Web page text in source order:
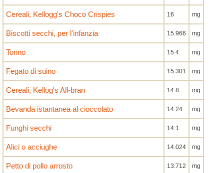
Cereali, Kellogg's Choco Crispies 16 mg
Biscotti secchi, per l'infanzia 15.966 mg
Tonno 15.4 mg
Fegato di suino 15.301 mg
Cereali, Kellog's All-bran 14.8 mg
Bevanda istantanea al cioccolato 14.24 mg
Funghi secchi 14.1 mg
Alici o acciughe 14.024 mg
Petto di pollo arrosto 13.712 mg